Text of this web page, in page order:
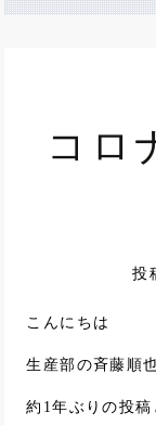
コロ
投
こんにちは
生産部の斉藤順
約1年ぶりの投